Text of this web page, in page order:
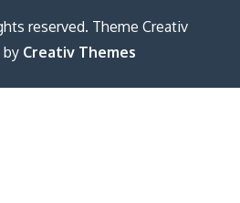
reserved. Theme Creativ
by Creativ Themes